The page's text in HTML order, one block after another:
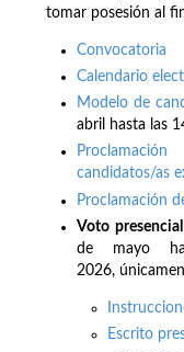
tomar posesión al
Convocatoria
Calendario
Modelo de
abril hasta las
candidatos/as
Proclamación
Voto
de mayo
2026,
Escrito